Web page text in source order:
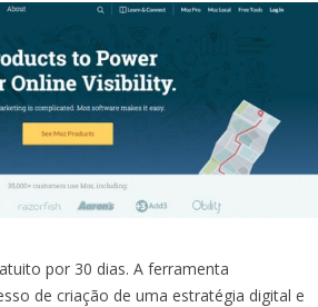
por 30 dias. A ferramenta
de criação de uma estratégia digital e